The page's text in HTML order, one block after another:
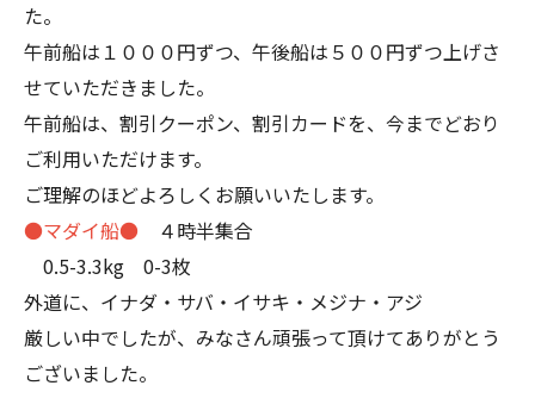
た。
午前船は１０００円ずつ、午後船は５００円ずつ上げさ
せていただきました。
午前船は、割引クーポン、割引カードを、今までどおり
ご利用いただけます。
ご理解のほどよろしくお願いいたします。
●マダイ船● ４時半集合
0.5-3.3kg 0-3枚
外道に、イナダ・サバ・イサキ・メジナ・アジ
厳しい中でしたが、みなさん頑張って頂けてありがとう
ございました。